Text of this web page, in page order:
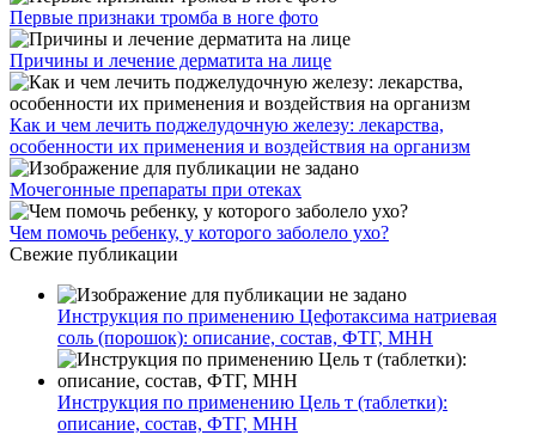
Первые признаки тромба в ноге фото
Причины и лечение дерматита на лице
Как и чем лечить поджелудочную железу: лекарства,
особенности их применения и воздействия на организм
Мочегонные препараты при отеках
Чем помочь ребенку, у которого заболело ухо?
Свежие публикации
Инструкция по применению Цефотаксима натриевая
соль (порошок): описание, состав, ФТГ, МНН
Инструкция по применению Цель т (таблетки):
описание, состав, ФТГ, МНН